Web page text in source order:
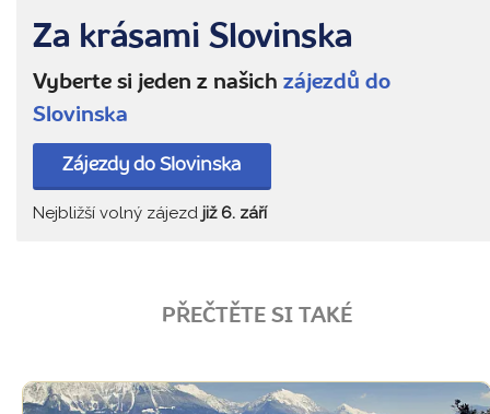
Za krásami Slovinska
Vyberte si jeden z našich zájezdů do
Slovinska
Zájezdy do Slovinska
Nejbližší volný zájezd již 6. září
PŘEČTĚTE SI TAKÉ